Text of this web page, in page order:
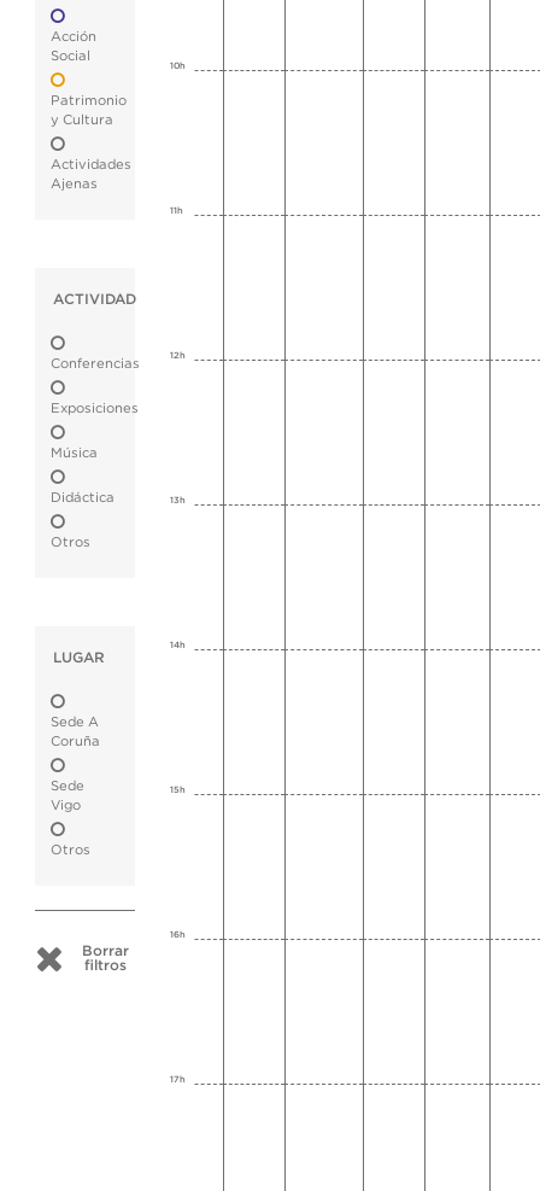
Acción
Social
Patrimonio
y Cultura
Actividades
Ajenas
ACTIVIDAD
Conferencias
Exposiciones
Música
Didáctica
Otros
LUGAR
Sede A
Coruña
Sede
Vigo
Otros
Borrar
filtros
10h
11h
12h
13h
14h
15h
16h
17h